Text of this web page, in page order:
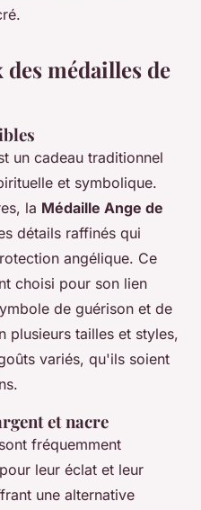
médailles de
un cadeau traditionnel
et symbolique.
la Médaille Ange de
détails raffinés qui
angélique. Ce
choisi pour son lien
de guérison et de
plusieurs tailles et styles,
variés, qu'ils soient
et nacre
fréquemment
leur éclat et leur
une alternative